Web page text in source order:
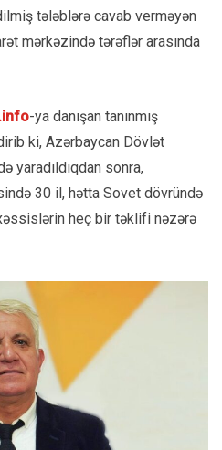
tələblərə cavab verməyən
mərkəzində tərəflər arasında
-ya danışan tanınmış
ki, Azərbaycan Dövlət
yaradıldıqdan sonra,
30 il, hətta Sovet dövründə
heç bir təklifi nəzərə